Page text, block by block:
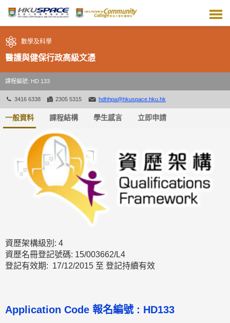
主
內
容
數學及科學
醫護與健保行政高級文憑
課程編號: HD 133
3416 6338 2305 5315 hdhhpa@hkuspace.hku.hk
一般資料 課程結構 學生感言 立即申請
資歷架構級別: 4
資歷名冊登記號碼: 15/003662/L4
登記有效期: 17/12/2015 至 登記持續有效
Application Code 報名編號 : HD133